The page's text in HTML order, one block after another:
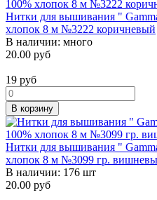
Нитки для вышивания "
хлопок 8 м №3222 коричневый
В наличии: много
20.00 руб
19 руб
В корзину
Нитки для вышивания "
хлопок 8 м №3099 гр.
В наличии: 176 шт
20.00 руб